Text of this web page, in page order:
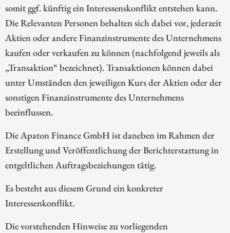
somit ggf. künftig ein Interessenskonflikt entstehen kann.
Die Relevanten Personen behalten sich dabei vor, jederzeit
Aktien oder andere Finanzinstrumente des Unternehmens
kaufen oder verkaufen zu können (nachfolgend jeweils als
„Transaktion“ bezeichnet). Transaktionen können dabei
unter Umständen den jeweiligen Kurs der Aktien oder der
sonstigen Finanzinstrumente des Unternehmens
beeinflussen.
Die Apaton Finance GmbH ist daneben im Rahmen der
Erstellung und Veröffentlichung der Berichterstattung in
entgeltlichen Auftragsbeziehungen tätig.
Es besteht aus diesem Grund ein konkreter
Interessenkonflikt.
Die vorstehenden Hinweise zu vorliegenden